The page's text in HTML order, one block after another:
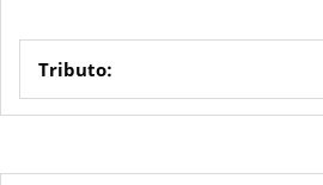
Tributo: